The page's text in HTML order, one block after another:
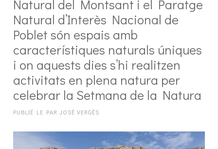
Natural del Montsant i el Paratge
Natural d’Interès Nacional de
Poblet són espais amb
característiques naturals úniques
i on aquests dies s’hi realitzen
activitats en plena natura per
celebrar la Setmana de la Natura
PUBLIÉ LE PAR JOSÉ VERGÉS